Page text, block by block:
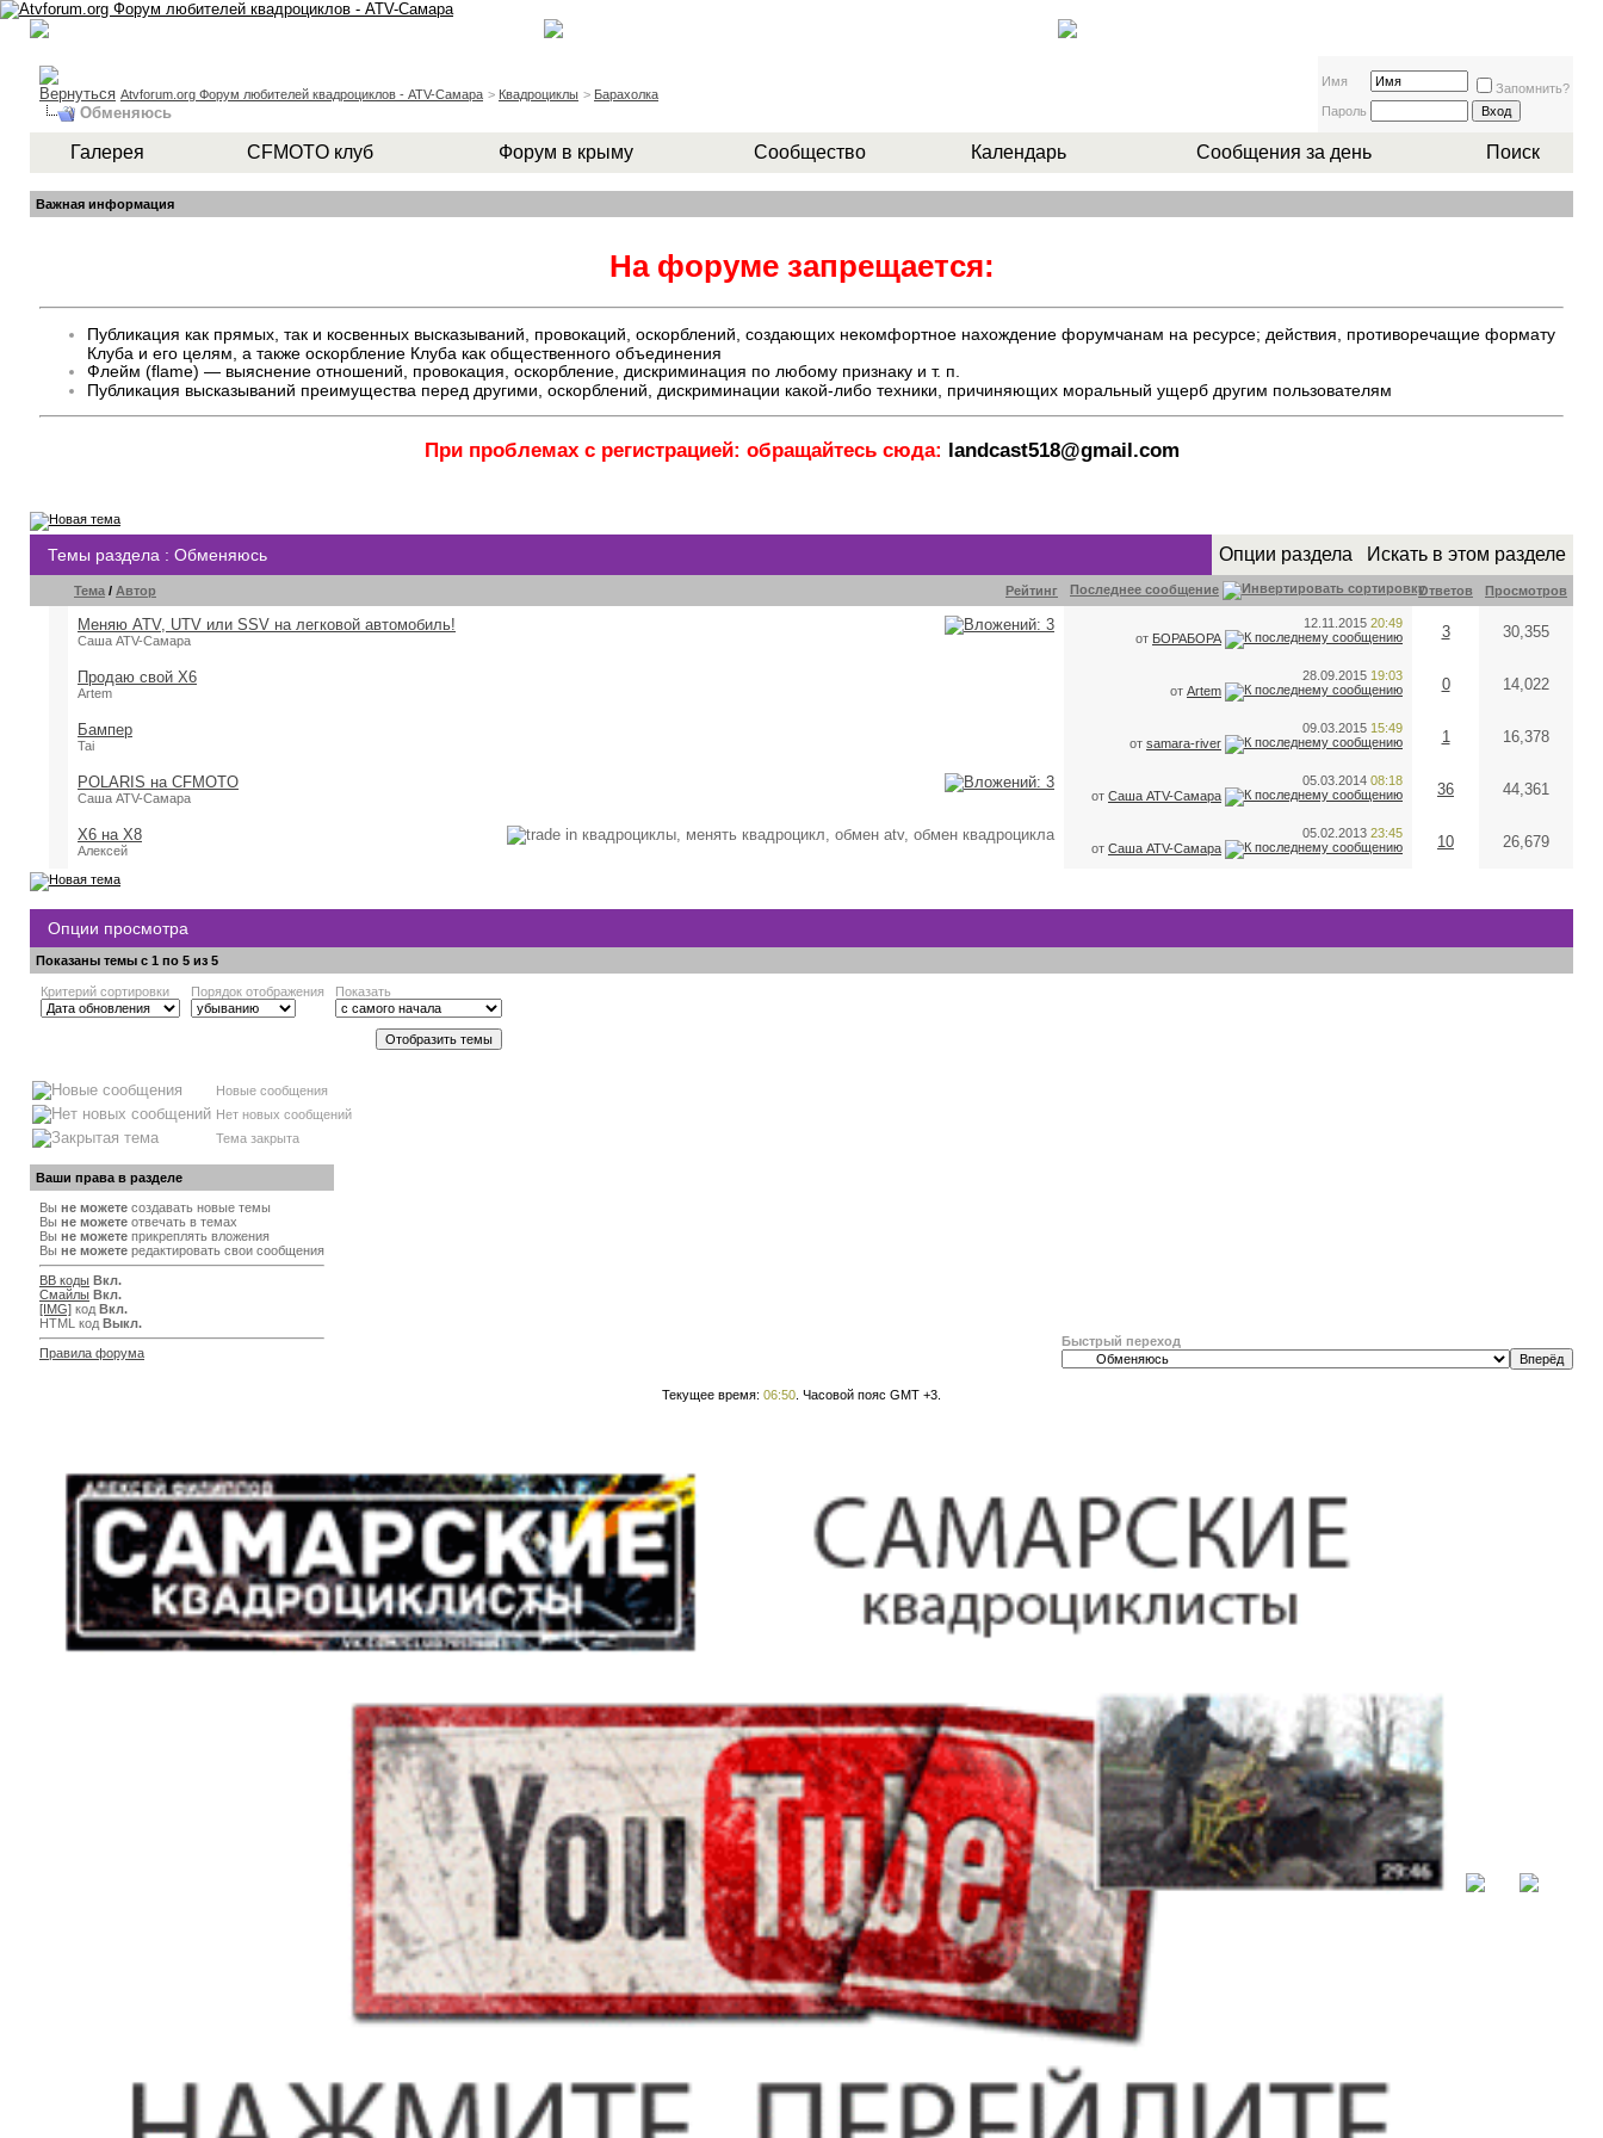
Atvforum.org Форум любителей квадроциклов - ATV-Самара > Квадроциклы > Барахолка
Обменяюсь
Имя
Запомнить?
Пароль
Галерея CFMOTO клуб Форум в крыму Сообщество Календарь Сообщения за день Поиск
Важная информация
На форуме запрещается:
Публикация как прямых, так и косвенных высказываний, провокаций, оскорблений, создающих некомфортное нахождение форумчанам на ресурсе; действия, противоречащие формату
Клуба и его целям, а также оскорбление Клуба как общественного объединения
Флейм (flame) — выяснение отношений, провокация, оскорбление, дискриминация по любому признаку и т. п.
Публикация высказываний преимущества перед другими, оскорблений, дискриминации какой-либо техники, причиняющих моральный ущерб другим пользователям
При проблемах с регистрацией: обращайтесь сюда: landcast518@gmail.com
Темы раздела : Обменяюсь Опции раздела Искать в этом разделе
Рейтинг
Тема / Автор Последнее сообщение Ответов Просмотров
Меняю ATV, UTV или SSV на легковой автомобиль!
Саша ATV-Самара
12.11.2015 20:49
от БОРАБОРА 3 30,355
Продаю свой X6
Artem
28.09.2015 19:03
от Artem 0 14,022
Бампер
Tai
09.03.2015 15:49
от samara-river 1 16,378
POLARIS на CFMOTO
Саша ATV-Самара
05.03.2014 08:18
от Саша ATV-Самара 36 44,361
X6 на X8
Алексей
05.02.2013 23:45
от Саша ATV-Самара 10 26,679
Опции просмотра
Показаны темы с 1 по 5 из 5
Критерий сортировки Порядок отображения Показать
Новые сообщения
Нет новых сообщений
Тема закрыта
Ваши права в разделе
Вы не можете создавать новые темы
Вы не можете отвечать в темах
Вы не можете прикреплять вложения
Вы не можете редактировать свои сообщения
BB коды Вкл.
Смайлы Вкл.
[IMG] код Вкл.
HTML код Выкл.
Правила форума
Быстрый переход
Текущее время: 06:50 . Часовой пояс GMT +3.